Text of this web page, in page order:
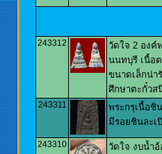
243312
วัดใจ 2 องค์
นนทบุรี เนื้อ
ขนาดเล็กน่า
ศึกษาตะกั๋วส
243311
พระกรุเนื้อชิ
มีรอยชินละเ
243310 วัดใจ งบน้ำอ้